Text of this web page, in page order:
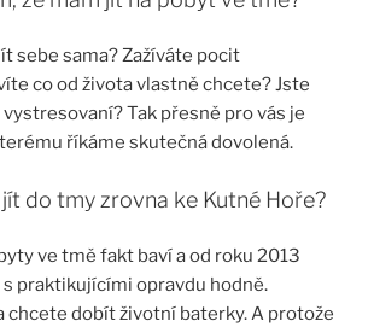
sebe sama? Zažíváte pocit
co od života vlastně chcete? Jste
Tak přesně pro vás je
říkáme skutečná dovolená.
do tmy zrovna ke Kutné Hoře?
ve tmě fakt baví a od roku 2013
praktikujícími opravdu hodně.
chcete dobít životní baterky. A protože